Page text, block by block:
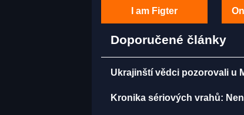
I am Figter
Doporučené články
Ukrajinští vědci pozorovali u
Kronika sériových vrahů: